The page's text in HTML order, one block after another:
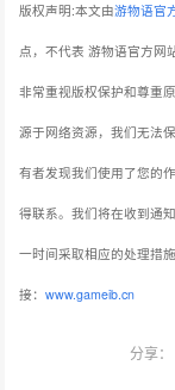
版权声明:本文由游物语官
点，不代表 游物语官方网
非常重视版权保护和尊重
源于网络资源，我们无法
有者发现我们使用了您的
得联系。我们将在收到通
一时间采取相应的处理措
接：www.gameib.cn
分享：